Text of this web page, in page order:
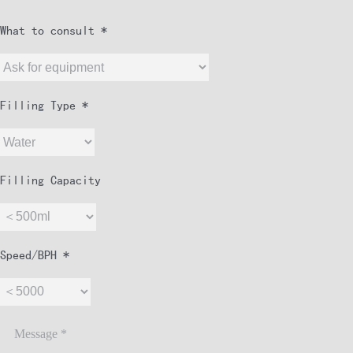
What to consult *
Filling Type *
Filling Capacity
Speed/BPH *